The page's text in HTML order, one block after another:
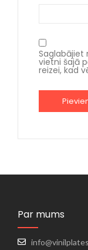
Saglabājiet
vietni šajā
reizei, kad
Par mums